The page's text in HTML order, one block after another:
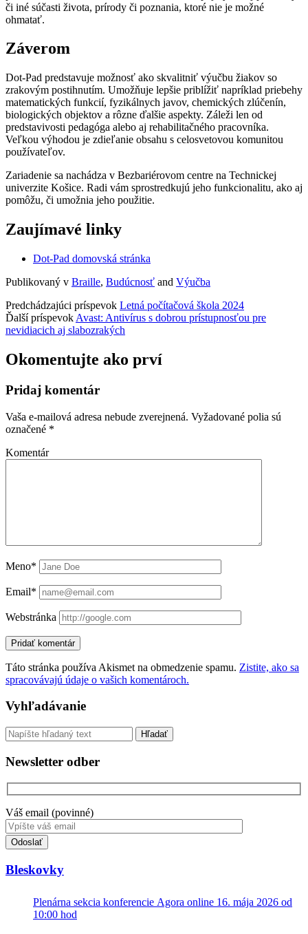
či iné súčasti života, prírody či poznania, ktoré nie je možné
ohmatať.
Záverom
Dot-Pad predstavuje možnosť ako skvalitniť výučbu žiakov so
zrakovým postihnutím. Umožňuje lepšie priblížiť napríklad priebehy
matematických funkcií, fyzikálnych javov, chemických zlúčenín,
biologických objektov a rôzne ďalšie aspekty. Záleži len od
predstavivosti pedagóga alebo aj rehabilitačného pracovníka.
Veľkou výhodou je zdieľanie obsahu s celosvetovou komunitou
používateľov.
Zariadenie sa nachádza v Bezbariérovom centre na Technickej
univerzite Košice. Radi vám sprostredkujú jeho funkcionalitu, ako aj
pomôžu, či umožnia jeho použitie.
Zaujímavé linky
Dot-Pad domovská stránka
Publikovaný v Braille, Budúcnosť and Výučba
Predchádzajúci príspevok Letná počítačová škola 2024
Ďalší príspevok Avast: Antivírus s dobrou prístupnosťou pre
nevidiacich aj slabozrakých
Okomentujte ako prví
Pridaj komentár
Vaša e-mailová adresa nebude zverejnená. Vyžadované polia sú
označené *
Komentár
Meno*
Email*
Webstránka
Táto stránka používa Akismet na obmedzenie spamu. Zistite, ako sa
spracovávajú údaje o vašich komentároch.
Sidebar
Vyhľadávanie
Vyhľadávanie
Newsletter odber
Váš email (povinné)
Toto
pole
nevyplňujte.
Bleskovky
Plenárna sekcia konferencie Agora online 16. mája 2026 od
10:00 hod